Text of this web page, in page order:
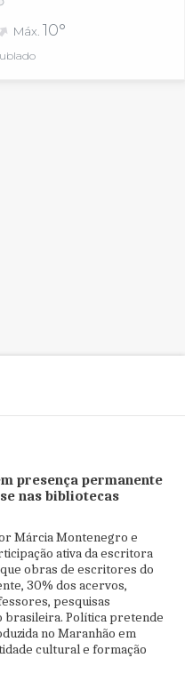
Máx. 10°
presença permanente
nas bibliotecas
Márcia Montenegro e
ativa da escritora
obras de escritores do
30% dos acervos,
pesquisas
brasileira. Política pretende
no Maranhão em
cultural e formação